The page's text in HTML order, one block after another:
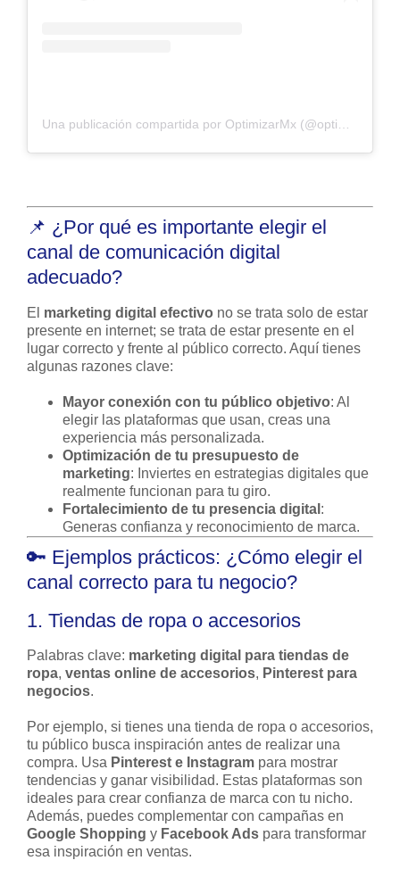
Una publicación compartida por OptimizarMx (@optimizarmx)
📌 ¿Por qué es importante elegir el
canal de comunicación digital
adecuado?
El marketing digital efectivo no se trata solo de estar
presente en internet; se trata de estar presente en el
lugar correcto y frente al público correcto. Aquí tienes
algunas razones clave:
Mayor conexión con tu público objetivo: Al
elegir las plataformas que usan, creas una
experiencia más personalizada.
Optimización de tu presupuesto de
marketing: Inviertes en estrategias digitales que
realmente funcionan para tu giro.
Fortalecimiento de tu presencia digital :
Generas confianza y reconocimiento de marca.
🔑 Ejemplos prácticos: ¿Cómo elegir el
canal correcto para tu negocio?
1. Tiendas de ropa o accesorios
Palabras clave: marketing digital para tiendas de
ropa, ventas online de accesorios, Pinterest para
negocios.
Por ejemplo, si tienes una tienda de ropa o accesorios,
tu público busca inspiración antes de realizar una
compra. Usa Pinterest e Instagram para mostrar
tendencias y ganar visibilidad. Estas plataformas son
ideales para crear confianza de marca con tu nicho.
Además, puedes complementar con campañas en
Google Shopping y Facebook Ads para transformar
esa inspiración en ventas.